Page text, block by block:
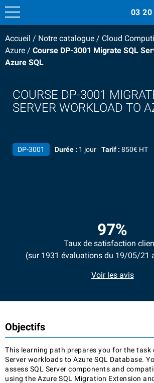
03 20
Accueil / Notre catalogue / Cloud
Azure / Course DP-3001 Migrate SQL
Azure SQL
COURSE DP-3001
SERVER WORKLOAD TO
DP-3001 Durée : 1 jour Tarif : 850€ HT
97%
Taux de satisfaction
(sur 1931 évaluations du 19/05/21
Voir les avis
Objectifs
This learning path prepares you for the task
Server workloads to Azure SQL Database.
assess SQL Server components and
using the Azure SQL Migration Extension